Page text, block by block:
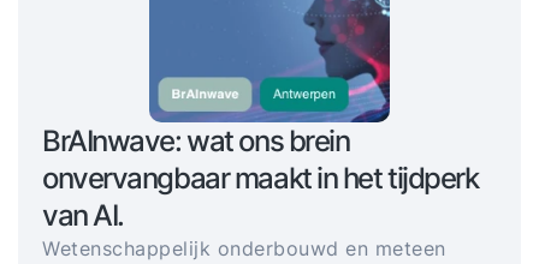
BrAInwave: wat ons brein
onvervangbaar maakt in het tijdperk
van AI.
Wetenschappelijk onderbouwd en meteen